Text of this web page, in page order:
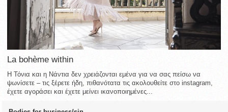
La bohème within
Η Τόνια και η Νάντια δεν χρειάζονται εμένα για να σας πείσω να
ψωνίσετε – τις ξέρετε ήδη, πιθανότατα τις ακολουθείτε στο instagram,
έχετε αγοράσει και έχετε μείνει ικανοποιημένες...